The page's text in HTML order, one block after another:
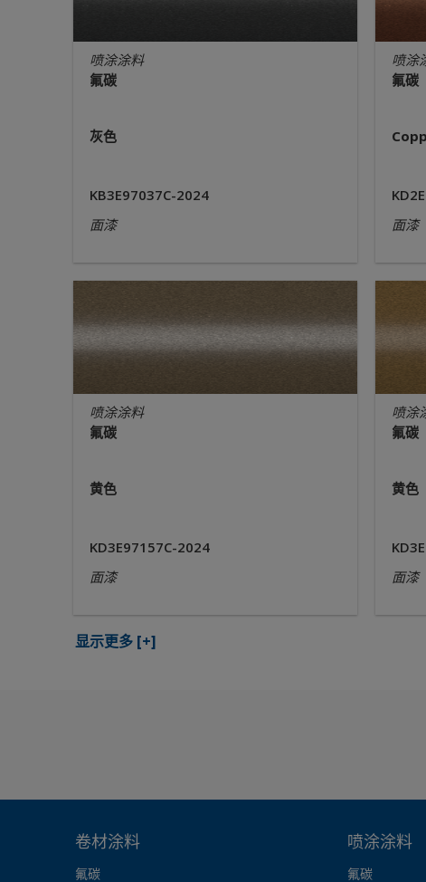
喷涂涂料
氟碳
灰色
KB3E97037C-2024
面漆
喷涂
氟碳
面漆
喷涂涂料
氟碳
黄色
KD3E97157C-2024
面漆
喷涂
氟碳
黄色
面漆
显示更多 [+]
卷材涂料
氟碳
喷涂涂料
氟碳